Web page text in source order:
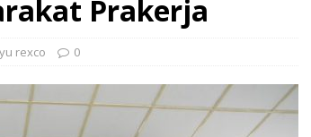
Prakerja
rexco 0